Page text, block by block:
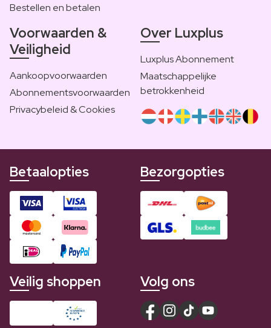
Bestellen en betalen
Voorwaarden &
Veiligheid
Aankoopvoorwaarden
Abonnementsvoorwaarden
Privacybeleid & Cookies
Over Luxplus
Luxplus Abonnement
Maatschappelijke
betrokkenheid
Betaalopties Bezorgopties
Veilig shoppen Volg ons